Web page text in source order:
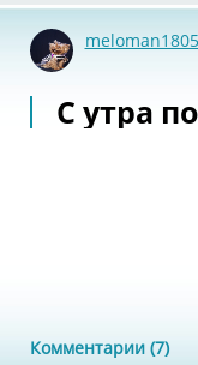
meloman1805
С утра
Комментарии (7)